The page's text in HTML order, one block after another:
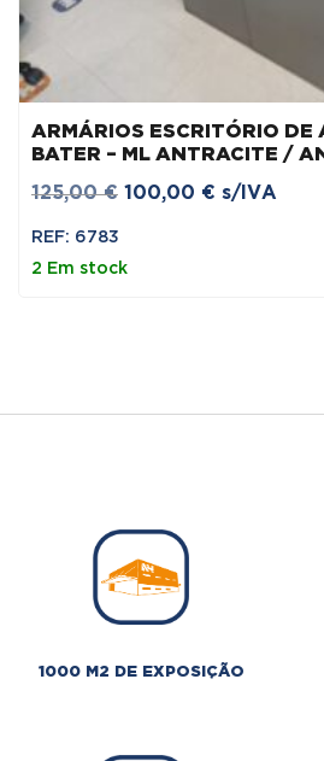
ARMÁRIOS ESCRITÓRIO DE
BATER – ML ANTRACITE /
125,00€ O
100,00 € O
s/IVA
REF: 6783
2 Em stock
1000 M2 DE EXPOSIÇÃO